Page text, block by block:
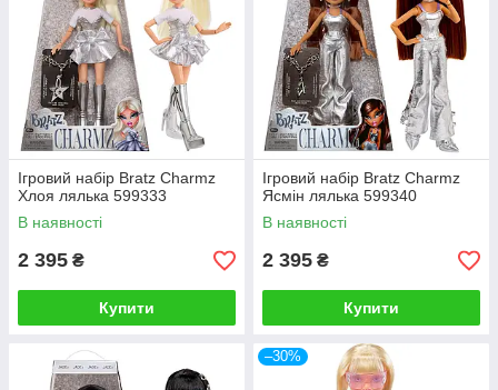
Ігровий набір Bratz Charmz
Хлоя лялька 599333
В наявності
2 395 ₴
Купити
Ігровий набір Bratz Charmz
Ясмін лялька 599340
В наявності
2 395 ₴
Купити
–30%